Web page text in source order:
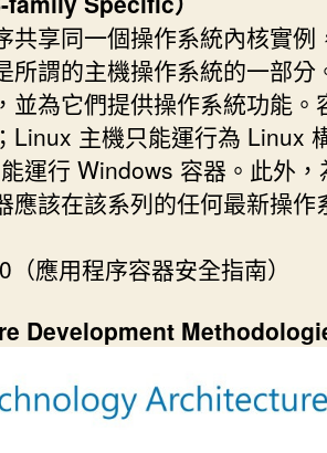
共享同一個操作系統內核實例
所謂的主機操作系統的一部分
並為它們提供操作系統功能。
Linux 主機只能運行為 Linux
運行 Windows 容器。此外，
應該在該系列的任何最新操作
應用程序容器安全指南）
Development